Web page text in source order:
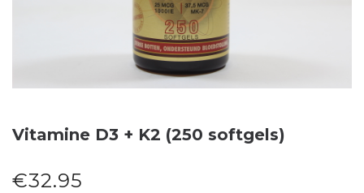
Vitamine D3 + K2 (250 softgels)
€32.95